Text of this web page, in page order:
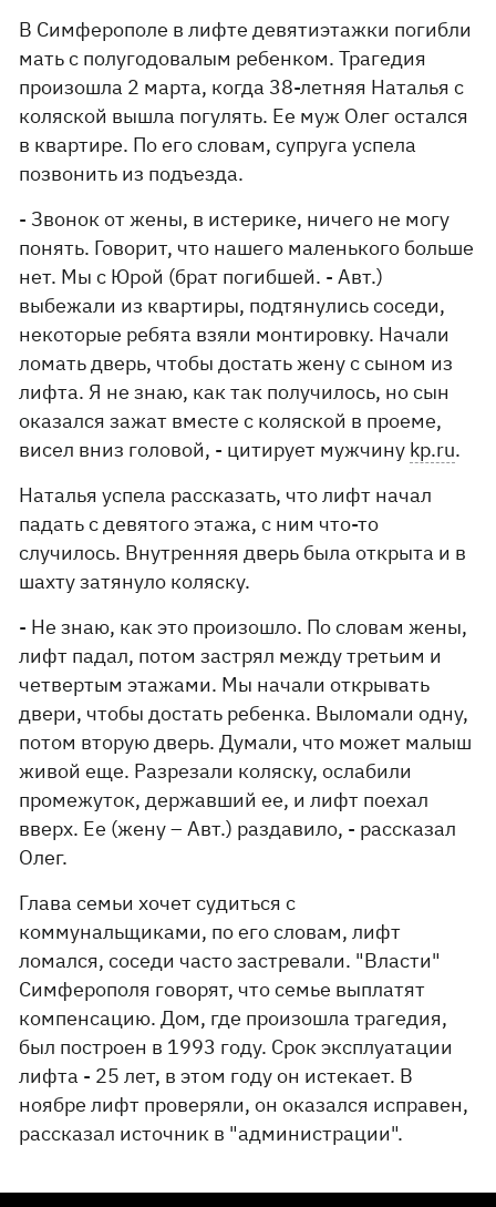
В Симферополе в лифте девятиэтажки погибли
мать с полугодовалым ребенком. Трагедия
произошла 2 марта, когда 38-летняя Наталья с
коляской вышла погулять. Ее муж Олег остался
в квартире. По его словам, супруга успела
позвонить из подъезда.
- Звонок от жены, в истерике, ничего не могу
понять. Говорит, что нашего маленького больше
нет. Мы с Юрой (брат погибшей. - Авт.)
выбежали из квартиры, подтянулись соседи,
некоторые ребята взяли монтировку. Начали
ломать дверь, чтобы достать жену с сыном из
лифта. Я не знаю, как так получилось, но сын
оказался зажат вместе с коляской в проеме,
висел вниз головой, - цитирует мужчину kp.ru.
Наталья успела рассказать, что лифт начал
падать с девятого этажа, с ним что-то
случилось. Внутренняя дверь была открыта и в
шахту затянуло коляску.
- Не знаю, как это произошло. По словам жены,
лифт падал, потом застрял между третьим и
четвертым этажами. Мы начали открывать
двери, чтобы достать ребенка. Выломали одну,
потом вторую дверь. Думали, что может малыш
живой еще. Разрезали коляску, ослабили
промежуток, державший ее, и лифт поехал
вверх. Ее (жену – Авт.) раздавило, - рассказал
Олег.
Глава семьи хочет судиться с
коммунальщиками, по его словам, лифт
ломался, соседи часто застревали. "Власти"
Симферополя говорят, что семье выплатят
компенсацию. Дом, где произошла трагедия,
был построен в 1993 году. Срок эксплуатации
лифта - 25 лет, в этом году он истекает. В
ноябре лифт проверяли, он оказался исправен,
рассказал источник в "администрации".